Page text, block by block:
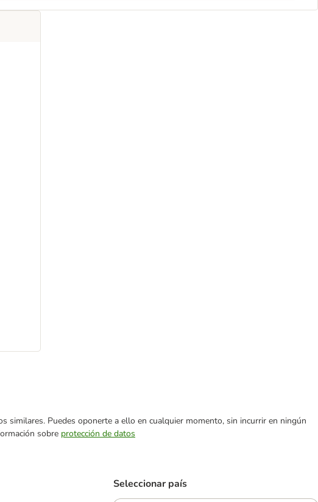
similares. Puedes oponerte a ello en cualquier momento, sin incurrir en ningún
sobre protección de datos
Seleccionar país